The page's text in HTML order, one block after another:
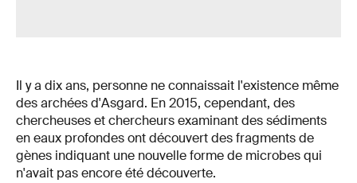
Il y a dix ans, personne ne connaissait l'existence même
des archées d'Asgard. En 2015, cependant, des
chercheuses et chercheurs examinant des sédiments
en eaux profondes ont découvert des fragments de
gènes indiquant une nouvelle forme de microbes qui
n'avait pas encore été découverte.